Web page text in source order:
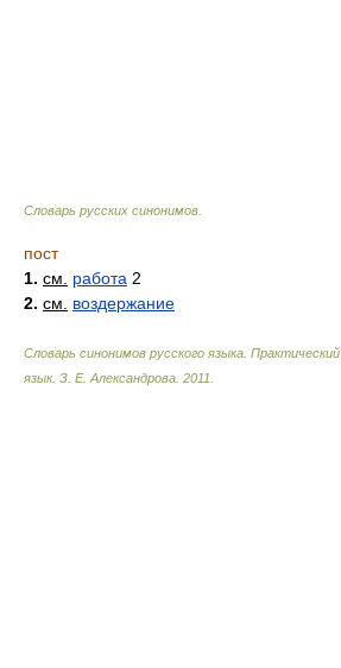
Словарь русских синонимов
пост
1. см. работа 2
2. см. воздержание
Словарь синонимов русского языка.
язык. З. Е. Александрова 2011